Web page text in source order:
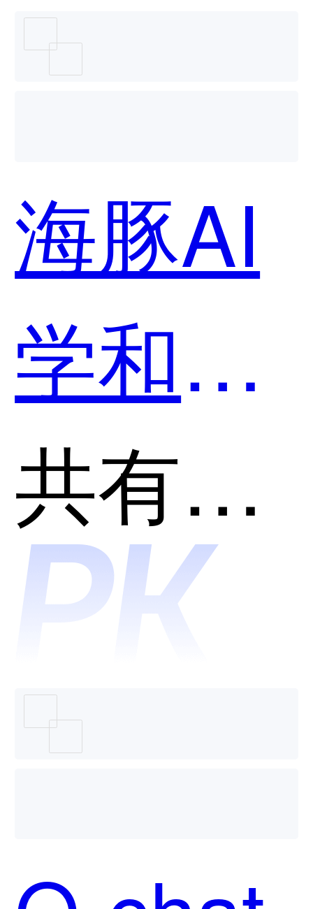
用？
海豚AI
学和小
猿口算
哪个好
用？
共有分类：AI助理